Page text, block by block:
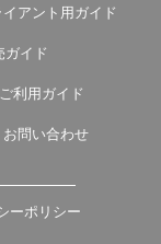
イアント用ガイド
ガイド
利用ガイド
お問い合わせ
ーポリシー